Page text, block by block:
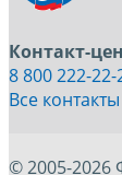
Контакт-
8 800 222-22-
Все контакты
© 2005-2026